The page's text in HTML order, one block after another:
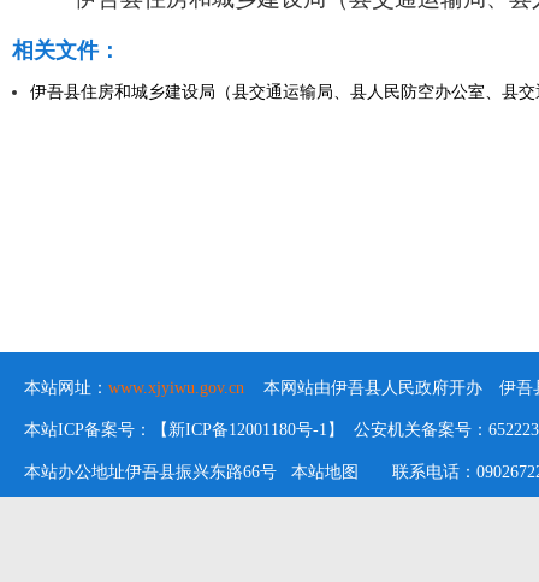
相关文件：
伊吾县住房和城乡建设局（县交通运输局、县人民防空办公室、县
本站网址： www.xjyiwu.gov.cn 本网站由伊吾县人民政府开办 伊吾
本站ICP备案号：【新ICP备12001180号-1】 公安机关备案号：
本站办公地址伊吾县振兴东路66号 本站地图 联系电话：